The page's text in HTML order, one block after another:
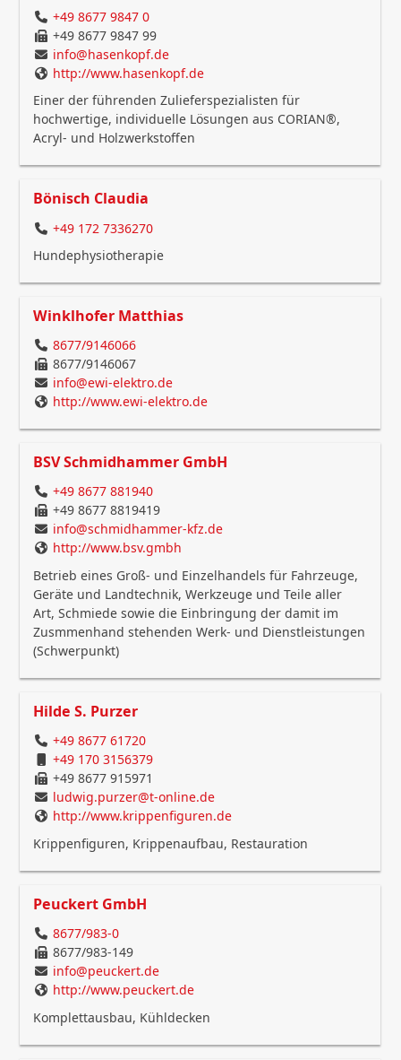
+49 8677 9847 0
+49 8677 9847 99
info@hasenkopf.de
http://www.hasenkopf.de
Einer der führenden Zulieferspezialisten für
hochwertige, individuelle Lösungen aus CORIAN®,
Acryl- und Holzwerkstoffen
Bönisch Claudia
+49 172 7336270
Hundephysiotherapie
Winklhofer Matthias
8677/9146066
8677/9146067
info@ewi-elektro.de
http://www.ewi-elektro.de
BSV Schmidhammer GmbH
+49 8677 881940
+49 8677 8819419
info@schmidhammer-kfz.de
http://www.bsv.gmbh
Betrieb eines Groß- und Einzelhandels für Fahrzeuge,
Geräte und Landtechnik, Werkzeuge und Teile aller
Art, Schmiede sowie die Einbringung der damit im
Zusmmenhand stehenden Werk- und Dienstleistungen
(Schwerpunkt)
Hilde S. Purzer
+49 8677 61720
+49 170 3156379
+49 8677 915971
ludwig.purzer@t-online.de
http://www.krippenfiguren.de
Krippenfiguren, Krippenaufbau, Restauration
Peuckert GmbH
8677/983-0
8677/983-149
info@peuckert.de
http://www.peuckert.de
Komplettausbau, Kühldecken